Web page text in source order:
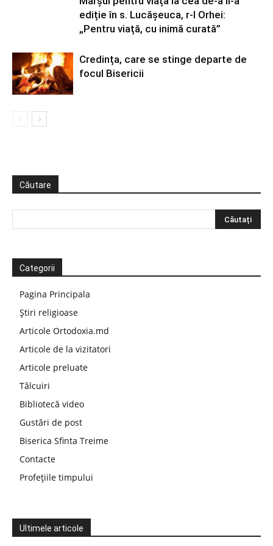
ediție în s. Lucășeuca, r-l Orhei:
„Pentru viață, cu inimă curată”
Credința, care se stinge departe de
focul Bisericii
Căutare
Categorii
Pagina Principala
Știri religioase
Articole Ortodoxia.md
Articole de la vizitatori
Articole preluate
Tâlcuiri
Bibliotecă video
Gustări de post
Biserica Sfinta Treime
Contacte
Profețiile timpului
Ultimele articole